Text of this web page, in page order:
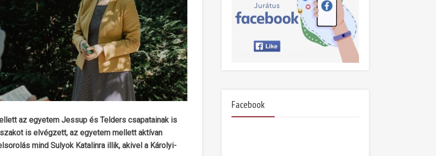
az egyetem Jessup és Telders csapatainak is
is elvégzett, az egyetem mellett aktívan
mind Sulyok Katalinra illik, akivel a Károlyi-
Facebook